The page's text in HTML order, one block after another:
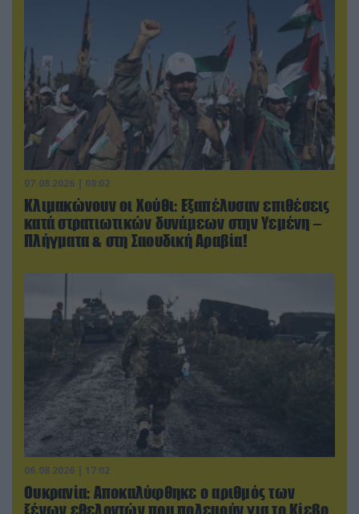
07.08.2026 | 08:02
Κλιμακώνουν οι Χούθι: Eξαπέλυσαν επιθέσεις
κατά στρατιωτικών δυνάμεων στην Υεμένη –
Πλήγματα & στη Σαουδική Αραβία!
06.08.2026 | 17:02
Ουκρανία: Αποκαλύφθηκε ο αριθμός των
ξένων εθελοντών που πολεμούν για το Κίεβο